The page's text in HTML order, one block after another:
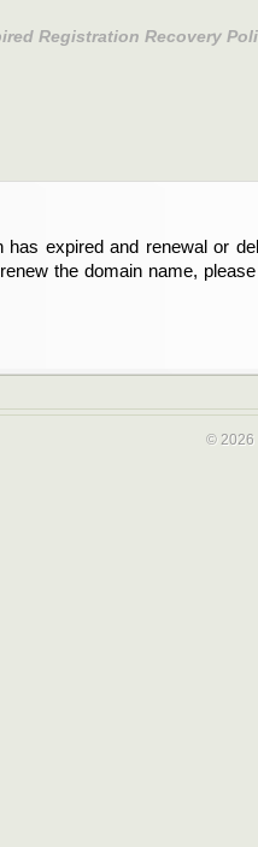
Registration Recovery
has expired and renewal or
the domain name,
abgelaufen und die
der Registrant sind und
Sie bitte Ihren Service-
© 2026